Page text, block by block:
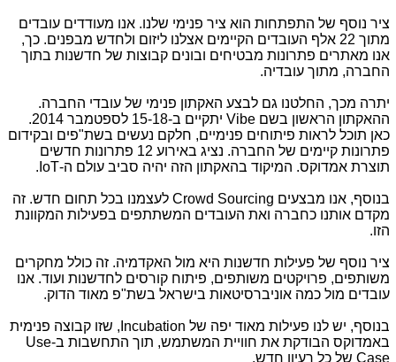
ציר נוסף של התפתחות הוא ציר פנימי שלנו. אנו מעודדים עובדים
מתוך 22 אלף העובדים הקיימים אצלנו ליזום ולחדש מבפנים. כך,
אנו מאתרים פתרונות מבטיחים ובונים קבוצות של חדשנות בתוך
החברה, מתוך עובדיה.
יתרה מכך, החלטנו גם לבצע האקתון פנימי של עובדי החברה.
ההאקתון הראשון בשם Vibe
יתקיים ב-15-18 לספטמבר 2014.
כאן תוכל לראות פיתוחים פנימיים, חלקם נעשים בשת"פים ובקידום
פתרונות קיימים של החברה. נציג באירוע 12 פתרונות חדשים
תוצרת אמדוקס. המיקוד בהאקתון הזה יהיה סביב עולם ה-IoT
.
בנוסף, אנו מבצעים Crowd Sourcing לעצמנו בכל תחום חדש. זה
מקדם אותנו כחברה ואת העובדים המשתתפים בפעילות המקוונת
הזו.
ציר נוסף של פעילות חדשנות היא מול האקדמיה. זה כולל מחקרים
משותפים, פרויקטים משותפים, פיתוח קורסים לחדשנות ועוד. אנו
עובדים מול כמה אוניברסיטאות בישראל בשת"פ מאוד הדוק.
בנוסף, יש לנו פעילות מאוד יפה של Incubation , שזו קבוצה פנימית
באמדוקס הבודקת את חוויית המשתמש, תוך התחשבות ב-Use
Case של כל רעיון חדש.